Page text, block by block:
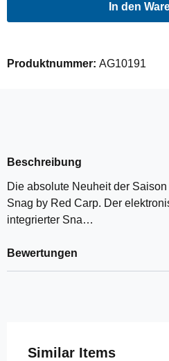
In den
Produktnummer: AG10191
Beschreibung
Die absolute Neuheit der
Snag by Red Carp. Der
integrierter Sna…
Bewertungen
Produktgalerie überspringen
Similar Items